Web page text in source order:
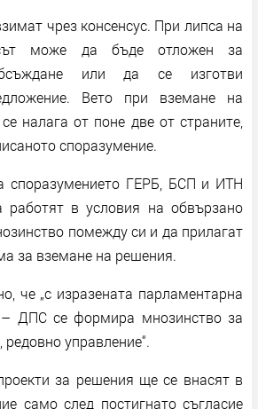
чрез консенсус. При липса на
може да бъде отложен за
или да се изготви
Вето при вземане на
налага от поне две от страните,
споразумение.
споразумението ГЕРБ, БСП и ИТН
работят в условия на обвързано
помежду си и да прилагат
за вземане на решения.
че „с изразената парламентарна
ДПС се формира мнозинство за
управление“.
за решения ще се внасят в
само след постигнато съгласие